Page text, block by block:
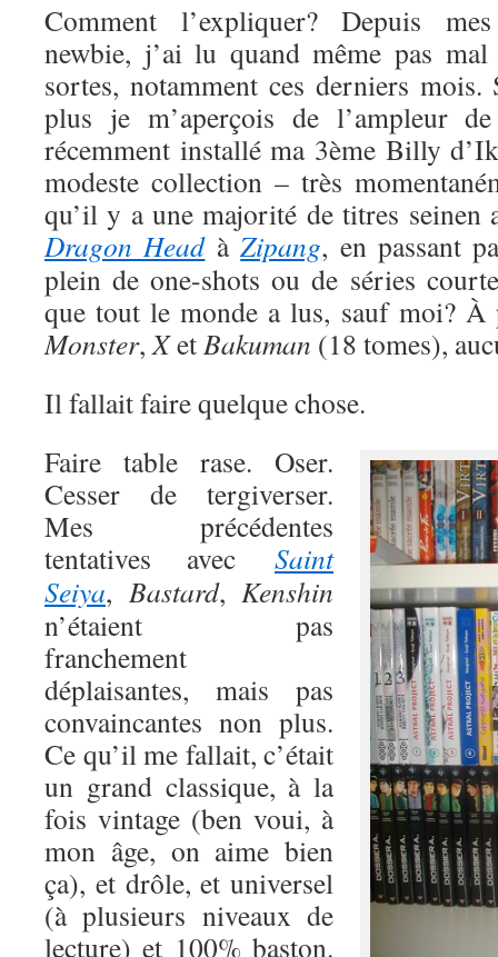
Comment l’expliquer? Depuis
newbie, j’ai lu quand même pas
sortes, notamment ces derniers
plus je m’aperçois de l’ampleur
récemment installé ma 3ème Billy
modeste collection – très
qu’il y a une majorité de titres seinen
Dragon HeadàZipang, en passant
plein de one-shots ou de séries
que tout le monde a lus, sauf moi?
Monster,XetBakuman (18 tomes),
Il fallait faire quelque chose.
Faire table rase. Oser.
Cesser de tergiverser.
Mes précédentes
tentatives avec Saint
Seiya, Bastard, Kenshin
n’étaient pas
franchement
déplaisantes, mais pas
convaincantes non plus.
Ce qu’il me fallait, c’était
un grand classique, à la
fois vintage (ben voui, à
mon âge, on aime bien
ça), et drôle, et universel
(à plusieurs niveaux de
lecture) et 100% baston.